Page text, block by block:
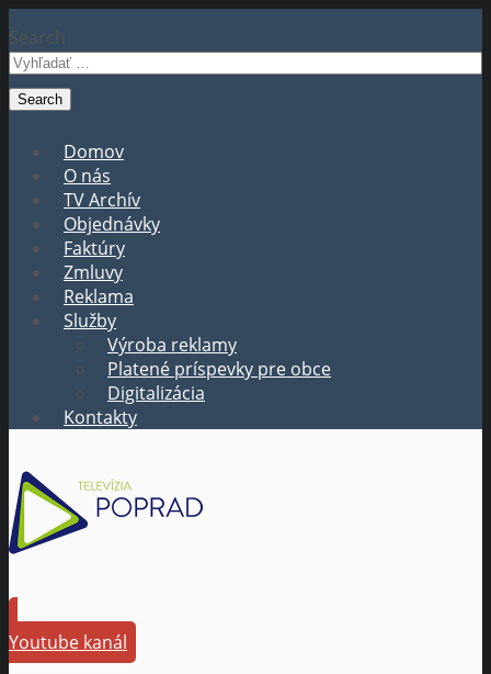
Search
Domov
O nás
TV Archív
Objednávky
Faktúry
Zmluvy
Reklama
Služby
Výroba reklamy
Platené príspevky pre obce
Digitalizácia
Kontakty
Youtube kanál